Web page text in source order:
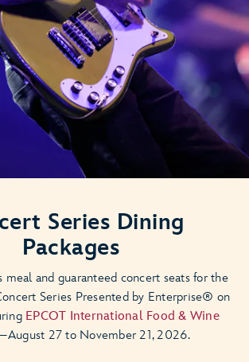
Series Dining
Packages
meal and guaranteed concert seats for the
Series Presented by Enterprise® on
EPCOT International Food & Wine
27 to November 21, 2026.